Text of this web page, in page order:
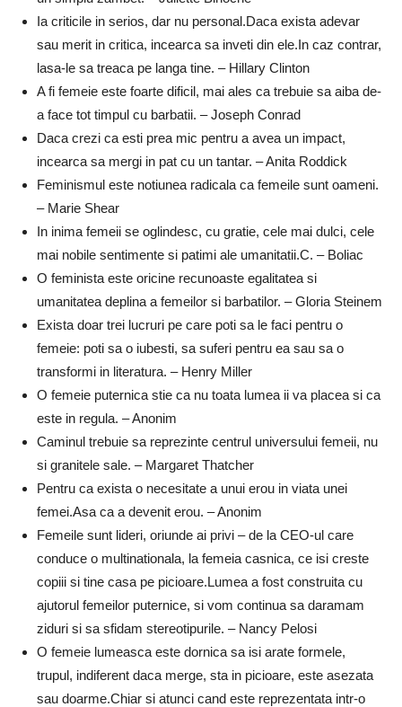
Ia criticile in serios, dar nu personal.Daca exista adevar
sau merit in critica, incearca sa inveti din ele.In caz contrar,
lasa-le sa treaca pe langa tine. – Hillary Clinton
A fi femeie este foarte dificil, mai ales ca trebuie sa aiba de-
a face tot timpul cu barbatii. – Joseph Conrad
Daca crezi ca esti prea mic pentru a avea un impact,
incearca sa mergi in pat cu un tantar. – Anita Roddick
Feminismul este notiunea radicala ca femeile sunt oameni.
– Marie Shear
In inima femeii se oglindesc, cu gratie, cele mai dulci, cele
mai nobile sentimente si patimi ale umanitatii.C. – Boliac
O feminista este oricine recunoaste egalitatea si
umanitatea deplina a femeilor si barbatilor. – Gloria Steinem
Exista doar trei lucruri pe care poti sa le faci pentru o
femeie: poti sa o iubesti, sa suferi pentru ea sau sa o
transformi in literatura. – Henry Miller
O femeie puternica stie ca nu toata lumea ii va placea si ca
este in regula. – Anonim
Caminul trebuie sa reprezinte centrul universului femeii, nu
si granitele sale. – Margaret Thatcher
Pentru ca exista o necesitate a unui erou in viata unei
femei.Asa ca a devenit erou. – Anonim
Femeile sunt lideri, oriunde ai privi – de la CEO-ul care
conduce o multinationala, la femeia casnica, ce isi creste
copiii si tine casa pe picioare.Lumea a fost construita cu
ajutorul femeilor puternice, si vom continua sa daramam
ziduri si sa sfidam stereotipurile. – Nancy Pelosi
O femeie lumeasca este dornica sa isi arate formele,
trupul, indiferent daca merge, sta in picioare, este asezata
sau doarme.Chiar si atunci cand este reprezentata intr-o